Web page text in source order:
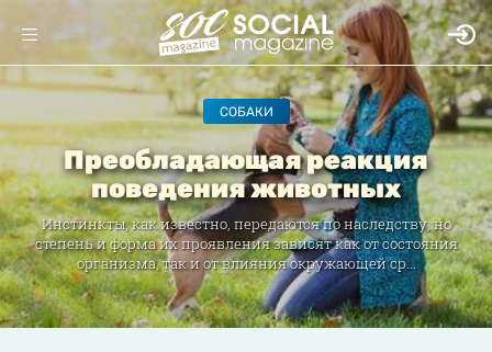
СОБАКИ
Преобладающая реакция
поведения животных
Инстинкты, как известно, передаются по наследству, но
степень и форма их проявления зависят как от состояния
организма, так и от влияния окружающей ср...